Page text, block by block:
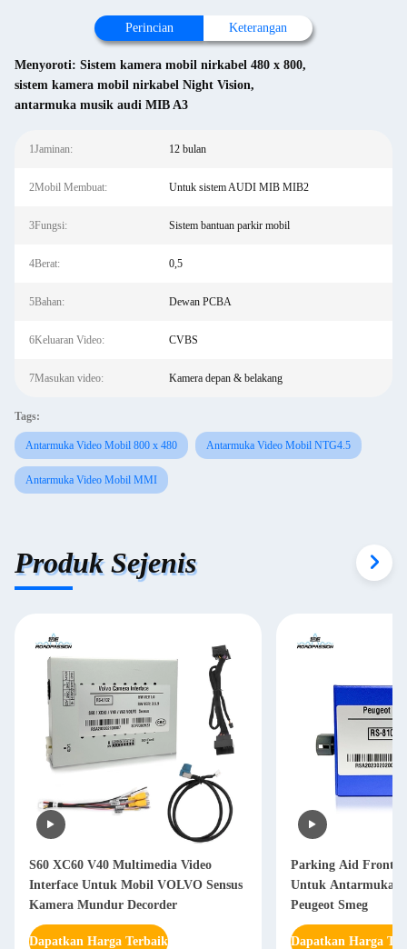
Perincian Keterangan
Menyoroti: Sistem kamera mobil nirkabel 480 x 800,
sistem kamera mobil nirkabel Night Vision,
antarmuka musik audi MIB A3
1Jaminan: 12 bulan
2Mobil Membuat: Untuk sistem AUDI MIB MIB2
3Fungsi: Sistem bantuan parkir mobil
4Berat: 0,5
5Bahan: Dewan PCBA
6Keluaran Video: CVBS
7Masukan video: Kamera depan & belakang
Tags:
Antarmuka Video Mobil 800 x 480 Antarmuka Video Mobil NTG4.5
Antarmuka Video Mobil MMI
Produk Sejenis
S60 XC60 V40 Multimedia Video
Interface Untuk Mobil VOLVO Sensus
Kamera Mundur Decorder
Dapatkan Harga Terbaik
Parking Aid Front
Untuk Antarmuka
Peugeot Smeg
Dapatkan Harga